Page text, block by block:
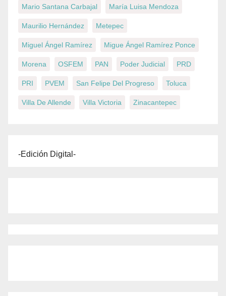
Mario Santana Carbajal María Luisa Mendoza
Maurilio Hernández Metepec
Miguel Ángel Ramírez Migue Ángel Ramírez Ponce
Morena OSFEM PAN Poder Judicial PRD
PRI PVEM San Felipe Del Progreso Toluca
Villa De Allende Villa Victoria Zinacantepec
-Edición Digital-